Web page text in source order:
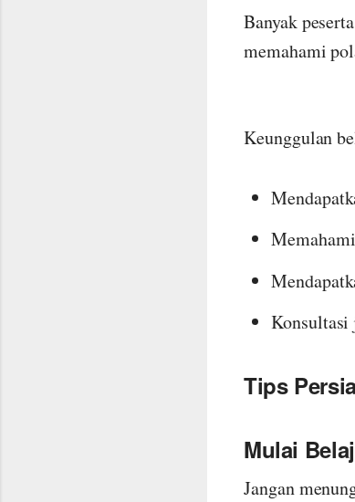
Banyak
memahami
Keunggulan
Konsultasi
Tips
Mulai
Jangan